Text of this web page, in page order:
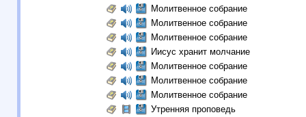
Молитвенное собрание
Молитвенное собрание
Молитвенное собрание
Иисус хранит молчание
Молитвенное собрание
Молитвенное собрание
Молитвенное собрание
Утренняя проповедь